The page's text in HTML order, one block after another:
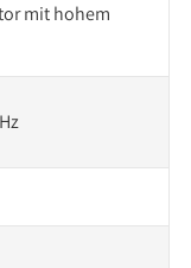
mit hohem